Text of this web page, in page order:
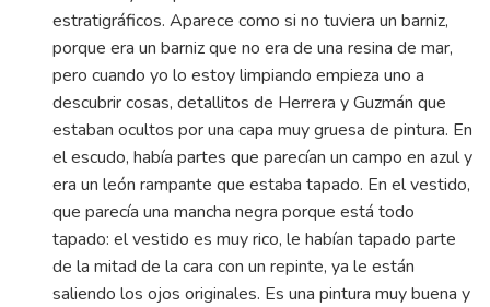
estratigráficos. Aparece como si no tuviera un barniz,
porque era un barniz que no era de una resina de mar,
pero cuando yo lo estoy limpiando empieza uno a
descubrir cosas, detallitos de Herrera y Guzmán que
estaban ocultos por una capa muy gruesa de pintura. En
el escudo, había partes que parecían un campo en azul y
era un león rampante que estaba tapado. En el vestido,
que parecía una mancha negra porque está todo
tapado: el vestido es muy rico, le habían tapado parte
de la mitad de la cara con un repinte, ya le están
saliendo los ojos originales. Es una pintura muy buena y